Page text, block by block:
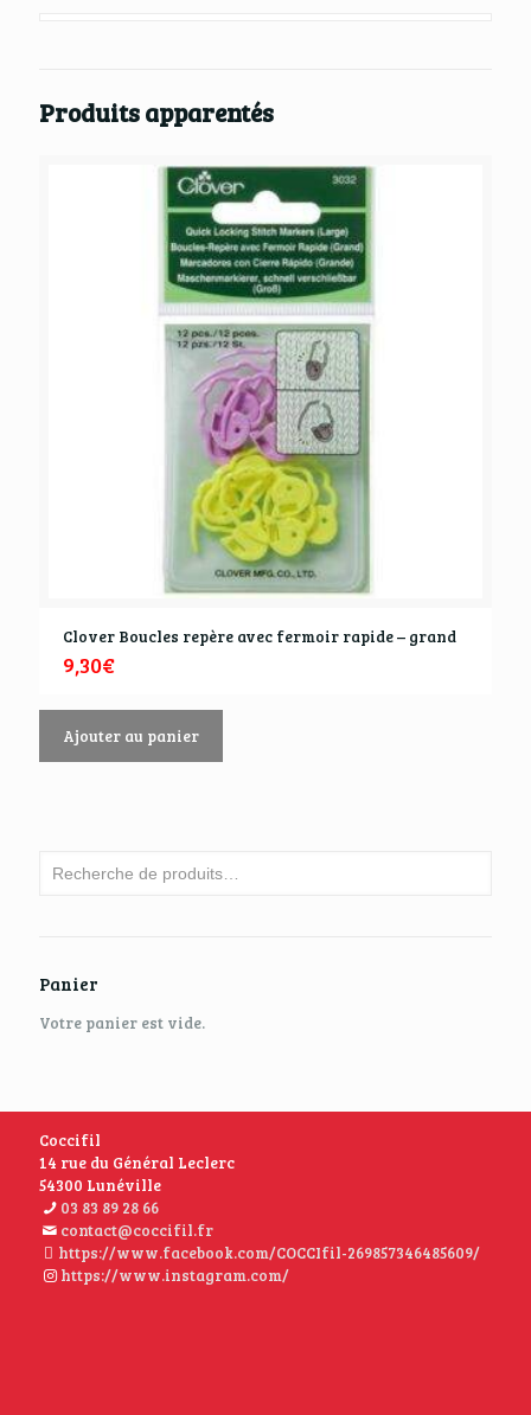
Produits apparentés
Clover Boucles repère avec fermoir rapide – grand
9,30€
Ajouter au panier
Panier
Votre panier est vide.
Coccifil
14 rue du Général Leclerc
54300 Lunéville
03 83 89 28 66
contact@coccifil.fr
https://www.facebook.com/COCCIfil-269857346485609/
https://www.instagram.com/